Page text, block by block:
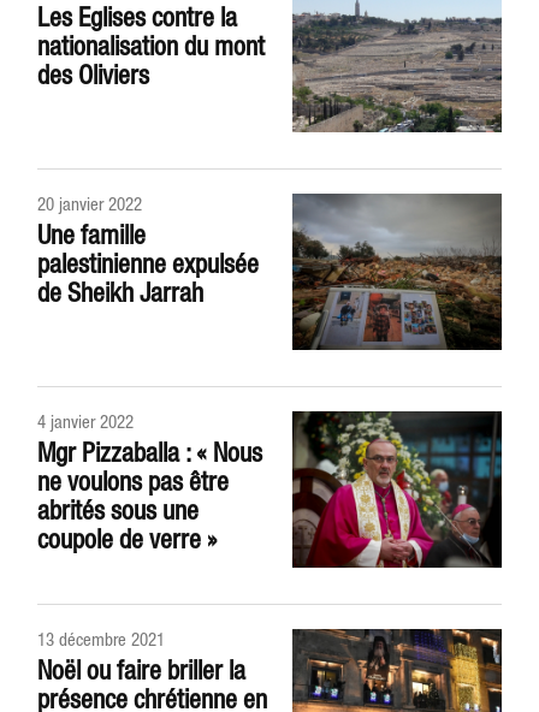
Les Eglises contre la
nationalisation du mont
des Oliviers
20 janvier 2022
Une famille
palestinienne expulsée
de Sheikh Jarrah
4 janvier 2022
Mgr Pizzaballa : « Nous
ne voulons pas être
abrités sous une
coupole de verre »
13 décembre 2021
Noël ou faire briller la
présence chrétienne en